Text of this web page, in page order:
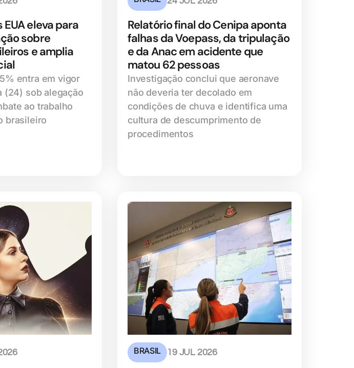
eleva para
sobre
e amplia
entra em vigor
(24) sob alegação
ao trabalho
brasileiro
Relatório final do Cenipa aponta
falhas da Voepass, da tripulação
e da Anac em acidente que
matou 62 pessoas
Investigação conclui que aeronave
não deveria ter decolado em
condições de chuva e identifica uma
cultura de descumprimento de
procedimentos
BRASIL 19 JUL 2026